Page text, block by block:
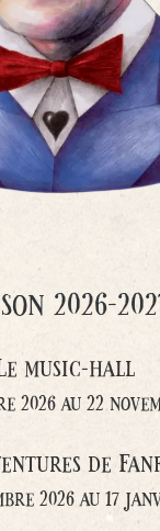
2026-
music-hall
2026 au 22
de
2026 au 17